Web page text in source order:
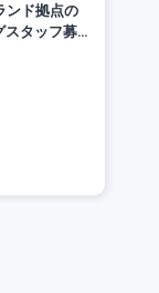
ンド拠点の
スタッフ募